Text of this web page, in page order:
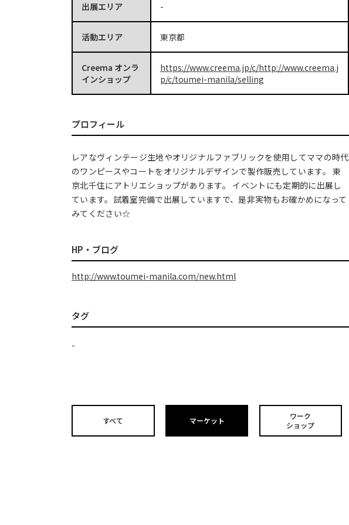
出展エリア -
活動エリア 東京都
Creema オンラ
インショップ
https://www.creema.jp/c/http://www.creema.j
p/c/toumei-manila/selling
プロフィール
レアなヴィンテージ生地やオリジナルファブリックを使用してママの時代
のワンピースやコートをオリジナルデザインで製作販売しています。 東
京北千住にアトリエショップがあります。 イベントにも定期的に出展し
ています。試着室完備で出展していますで、是非実物もお確かめになって
みてください☆
HP・ブログ
http://www.toumei-manila.com/new.html
タグ
-
すべて マーケット
ワーク
ショップ